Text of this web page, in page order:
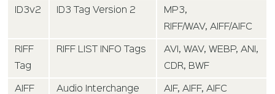
ID3v2 ID3 Tag Version 2
MP3,
RIFF/WAV, AIFF/AIFC
RIFF
Tag
RIFF LIST INFO Tags
AVI, WAV, WEBP, ANI,
CDR, BWF
AIFF
Audio Interchange
AIF, AIFF, AIFC